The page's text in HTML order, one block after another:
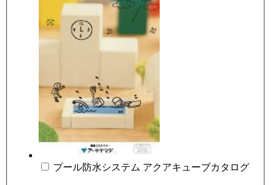
プール防水システム アクアキューブカタログ